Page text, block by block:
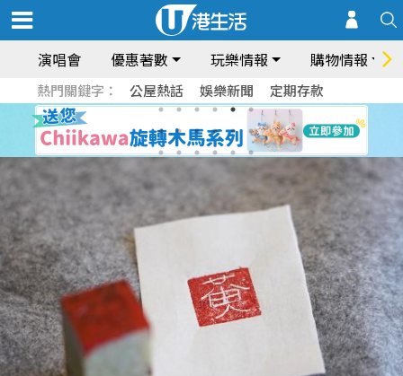
演唱會 優惠著數 玩樂情報 購物情報
熱門關鍵字： 公屋熱話 娛樂新聞 定期存款